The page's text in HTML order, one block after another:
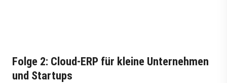
Folge 2: Cloud-ERP für kleine Unternehmen
und Startups